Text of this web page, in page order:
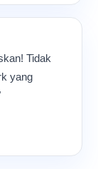
Tidak
yang